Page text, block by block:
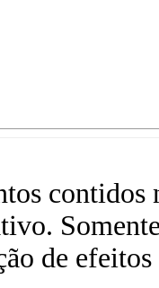
contidos
de